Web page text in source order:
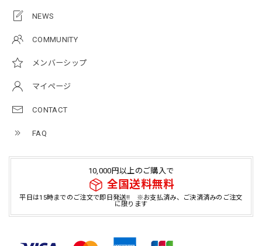
NEWS
COMMUNITY
メンバーシップ
マイページ
CONTACT
FAQ
10,000円以上のご購入で
全国送料無料
平日は15時までのご注文で即日発送!! ※お支払済み、ご決済済みのご注文
に限ります